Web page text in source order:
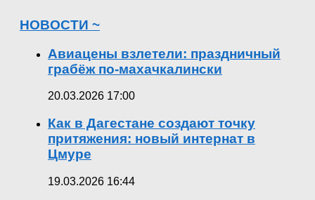
НОВОСТИ ~
Авиацены взлетели: праздничный
грабёж по-махачкалински
20.03.2026 17:00
Как в Дагестане создают точку
притяжения: новый интернат в
Цмуре
19.03.2026 16:44